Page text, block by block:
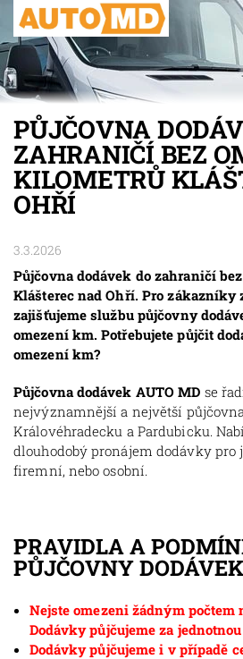
PŮJČOVNA
ZAHRANIČÍ BEZ
KILOMETRŮ
OHŘÍ
3.3.2026
Půjčovna dodávek do zahraničí
Klášterec nad Ohří. Pro zákazníky
zajišťujeme službu půjčovny
omezení km. Potřebujete půjčit
omezení km?
Půjčovna dodávek AUTO MD se
nejvýznamnější a největší
Královéhradecku a Pardubicku.
dlouhodobý pronájem dodávky
firemní, nebo osobní.
PRAVIDLA A
PŮJČOVNY
Nejste omezeni žádným
Dodávky půjčujeme za
Dodávky půjčujeme i v případě